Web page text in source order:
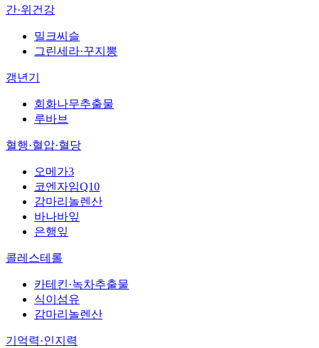
간·위건강
밀크씨슬
그린세라·꾸지뽕
갱년기
회화나무추출물
루바브
혈행·혈압·혈당
오메가3
코엔자임Q10
감마리놀렌산
바나바잎
은행잎
콜레스테롤
카테킨·녹차추출물
식이섬유
감마리놀렌산
기억력·인지력